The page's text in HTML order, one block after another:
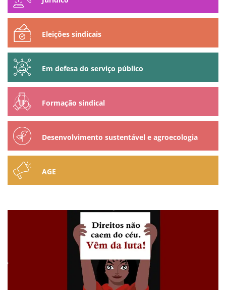
Eleições sindicais
Em defesa do serviço público
Formação sindical
Desenvolvimento sustentável e agroecologia
AGE